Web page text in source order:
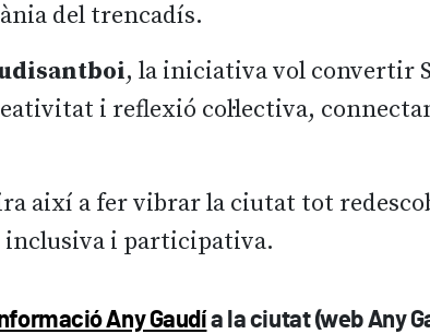
del trencadís.
, la iniciativa vol convertir
i reflexió col·lectiva,
així a fer vibrar la ciutat tot
inclusiva i participativa.
Any Gaudía la ciutat (web Any